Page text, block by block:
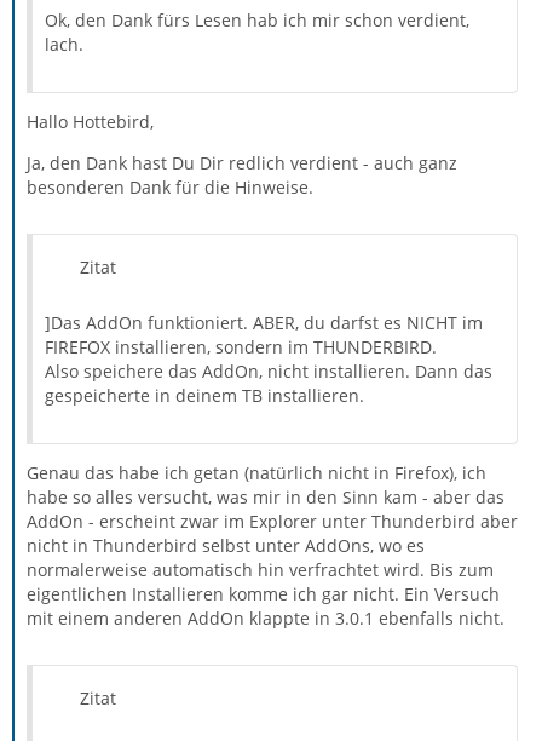
Ok, den Dank fürs Lesen hab ich mir schon verdient,
lach.
Hallo Hottebird,
Ja, den Dank hast Du Dir redlich verdient - auch ganz
besonderen Dank für die Hinweise.
Zitat
]Das AddOn funktioniert. ABER, du darfst es NICHT im
FIREFOX installieren, sondern im THUNDERBIRD.
Also speichere das AddOn, nicht installieren. Dann das
gespeicherte in deinem TB installieren.
Genau das habe ich getan (natürlich nicht in Firefox), ich
habe so alles versucht, was mir in den Sinn kam - aber das
AddOn - erscheint zwar im Explorer unter Thunderbird aber
nicht in Thunderbird selbst unter AddOns, wo es
normalerweise automatisch hin verfrachtet wird. Bis zum
eigentlichen Installieren komme ich gar nicht. Ein Versuch
mit einem anderen AddOn klappte in 3.0.1 ebenfalls nicht.
Zitat